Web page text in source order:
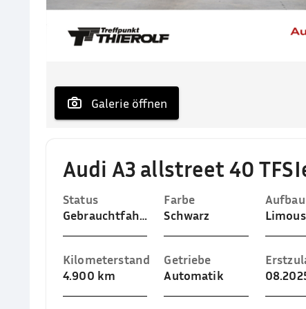
Galerie öffnen
Audi A3 allstreet 40
Status
Gebrauchtfahrzeug
Farbe
Schwarz
Aufbau
Kilometerstand
4.900 km
Getriebe
Automatik